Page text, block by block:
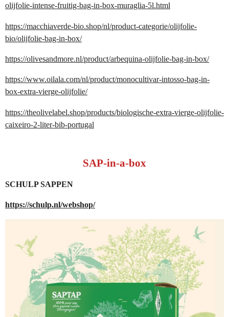
olijfolie-intense-fruitig-bag-in-box-muraglia-5l.html
https://macchiaverde-bio.shop/nl/product-categorie/olijfolie-
bio/olijfolie-bag-in-box/
https://olivesandmore.nl/product/arbequina-olijfolie-bag-in-box/
https://www.oilala.com/nl/product/monocultivar-intosso-bag-in-
box-extra-vierge-olijfolie/
https://theolivelabel.shop/products/biologische-extra-vierge-olijfolie-
caixeiro-2-liter-bib-portugal
SAP-in-a-box
SCHULP SAPPEN
https://schulp.nl/webshop/